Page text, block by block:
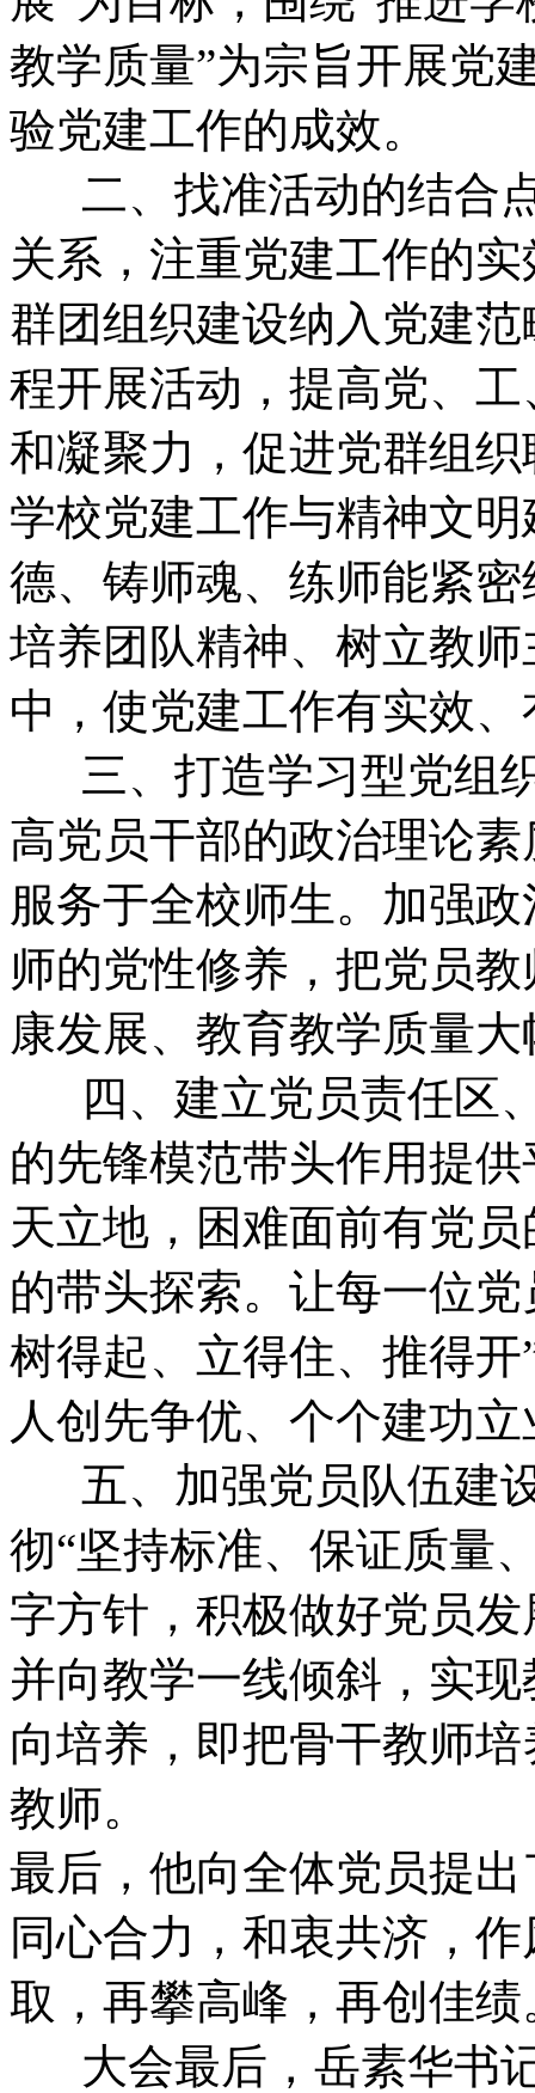
教学质量”为宗旨开展党
验党建工作的成效。
二、找准活动的结合
关系，注重党建工作的
群团组织建设纳入党建
程开展活动，提高党、
和凝聚力，促进党群组
学校党建工作与精神文
德、铸师魂、练师能紧
培养团队精神、树立教
中，使党建工作有实效
三、打造学习型党组
高党员干部的政治理论
服务于全校师生。加强
师的党性修养，把党员
康发展、教育教学质量
四、建立党员责任区
的先锋模范带头作用提
天立地，困难面前有党
的带头探索。让每一位
树得起、立得住、推得
人创先争优、个个建功
五、加强党员队伍建
彻“坚持标准、保证质量
字方针，积极做好党员
并向教学一线倾斜，实
向培养，即把骨干教师
教师。
最后，他向全体党员提
同心合力，和衷共济，
取，再攀高峰，再创佳绩
大会最后，岳素华书